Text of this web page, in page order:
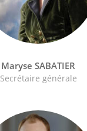
Maryse SABATIER
Secrétaire générale